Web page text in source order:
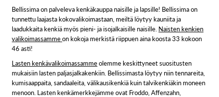
Bellissima on palveleva kenkäkauppa naisille ja lapsille! Bellissima on
tunnettu laajasta kokovalikoimastaan, meiltä löytyy kauniita ja
laadukkaita kenkiä myös pieni- ja isojalkaisille naisille. Naisten kenkien
valikoimassammeon kokoja merkistä riippuen aina koosta 33 kokoon
46 asti!
Lasten kenkävalikoimassammeolemme keskittyneet suositusten
mukaisiin lasten paljasjalkakenkiin. Bellissimasta löytyy niin tennareita,
kumisaappaita, sandaaleita, välikausikenkiä kuin talvikenkiäkin moneen
menoon. Lasten kenkämerkkejämme ovat Froddo, Affenzahn,